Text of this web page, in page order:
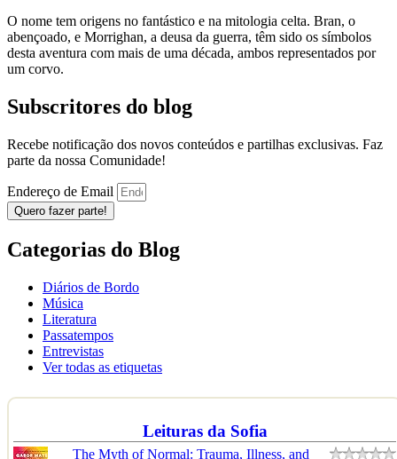
O nome tem origens no fantástico e na mitologia celta. Bran, o
abençoado, e Morrighan, a deusa da guerra, têm sido os símbolos
desta aventura com mais de uma década, ambos representados por
um corvo.
Subscritores do blog
Recebe notificação dos novos conteúdos e partilhas exclusivas. Faz
parte da nossa Comunidade!
Endereço de Email
Quero fazer parte!
Categorias do Blog
Diários de Bordo
Música
Literatura
Passatempos
Entrevistas
Ver todas as etiquetas
Leituras da Sofia
The Myth of Normal: Trauma, Illness, and